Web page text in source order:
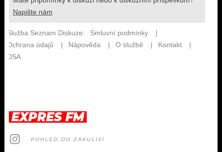
EXPRES FM
POHLED DO ZÁKULISÍ